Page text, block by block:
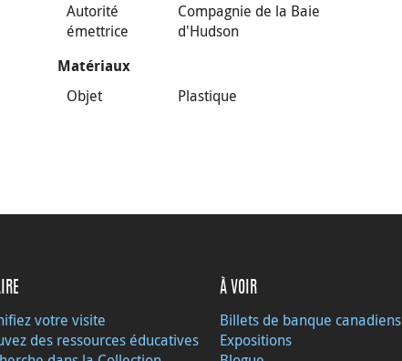
Autorité
émettrice
Compagnie de la Baie
d'Hudson
Matériaux
Objet Plastique
votre visite
des ressources éducatives
À VOIR
Billets de banque canadiens
Expositions